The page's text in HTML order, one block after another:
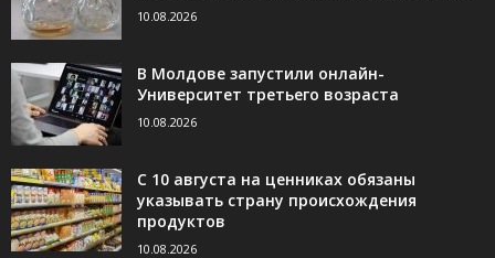
10.08.2026
В Молдове запустили онлайн-
Университет третьего возраста
10.08.2026
С 10 августа на ценниках обязаны
указывать страну происхождения
продуктов
10.08.2026